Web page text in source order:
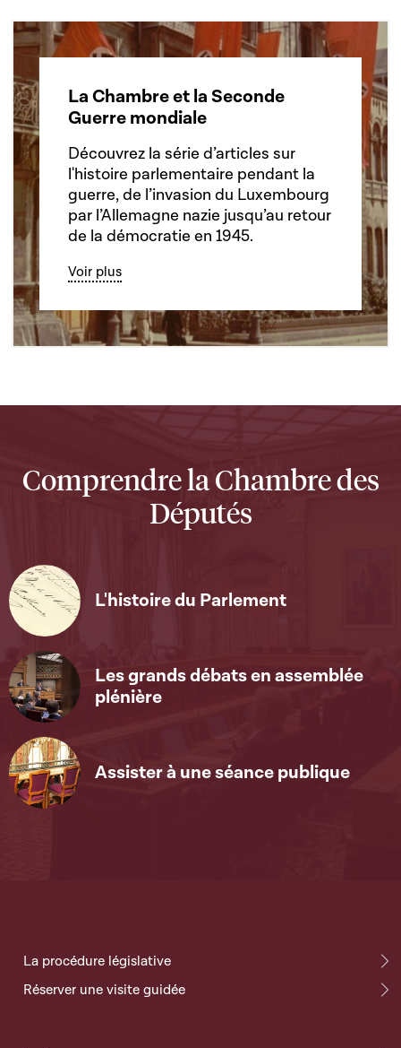
La Chambre et la Seconde
Guerre mondiale
Découvrez la série d’articles sur
l'histoire parlementaire pendant la
guerre, de l’invasion du Luxembourg
par l’Allemagne nazie jusqu’au retour
de la démocratie en 1945.
Voir plus
Comprendre la Chambre des
Députés
L'histoire du Parlement
Les grands débats en assemblée
plénière
Assister à une séance publique
La procédure législative
Réserver une visite guidée